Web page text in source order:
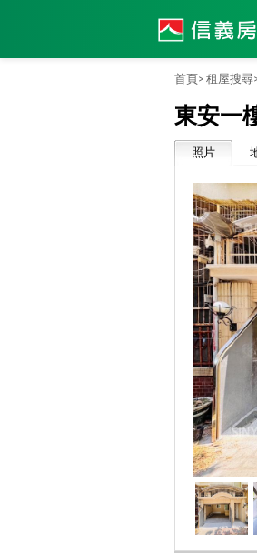
首頁> 租屋搜尋
東安一
照片